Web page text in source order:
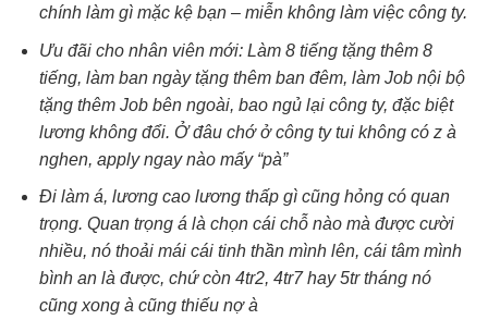
chính làm gì mặc kệ bạn – miễn không làm việc công ty.
Ưu đãi cho nhân viên mới: Làm 8 tiếng tặng thêm 8
tiếng, làm ban ngày tặng thêm ban đêm, làm Job nội bộ
tặng thêm Job bên ngoài, bao ngủ lại công ty, đặc biệt
lương không đổi. Ở đâu chớ ở công ty tui không có z à
nghen, apply ngay nào mấy “pà”
Đi làm á, lương cao lương thấp gì cũng hỏng có quan
trọng. Quan trọng á là chọn cái chỗ nào mà được cười
nhiều, nó thoải mái cái tinh thần mình lên, cái tâm mình
bình an là được, chứ còn 4tr2, 4tr7 hay 5tr tháng nó
cũng xong à cũng thiếu nợ à